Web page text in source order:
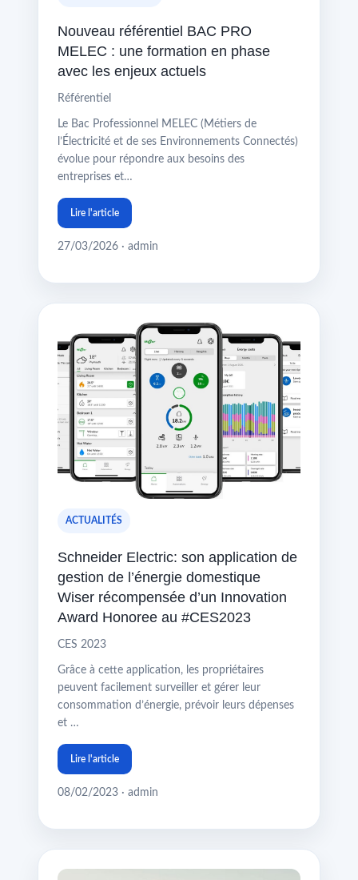
Nouveau référentiel BAC PRO
MELEC : une formation en phase
avec les enjeux actuels
Référentiel
Le Bac Professionnel MELEC (Métiers de
l’Électricité et de ses Environnements Connectés)
évolue pour répondre aux besoins des
entreprises et…
Lire l'article
27/03/2026 · admin
ACTUALITÉS
Schneider Electric: son application de
gestion de l’énergie domestique
Wiser récompensée d’un Innovation
Award Honoree au #CES2023
CES 2023
Grâce à cette application, les propriétaires
peuvent facilement surveiller et gérer leur
consommation d’énergie, prévoir leurs dépenses
et …
Lire l'article
08/02/2023 · admin